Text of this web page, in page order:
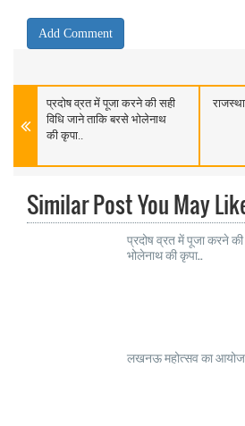
प्रदोष व्रत में पूजा करने की सही
विधि जाने ताकि बरसे भोलेनाथ
की कृपा..
Similar Post You May
प्रदोष व्रत में पूजा करने
भोलेनाथ की कृपा..
लखनऊ महोत्सव का